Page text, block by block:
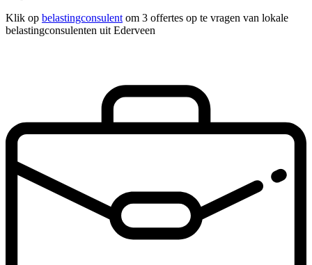
Klik op belastingconsulent om 3 offertes op te vragen van lokale
belastingconsulenten uit Ederveen